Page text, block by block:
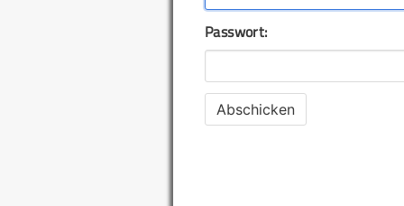
Passwort: